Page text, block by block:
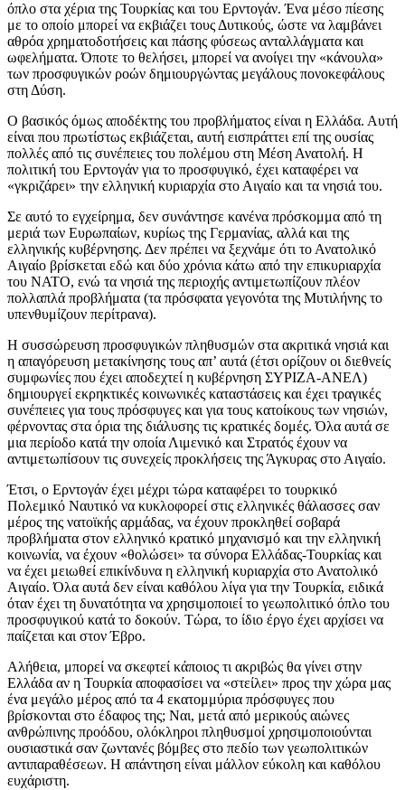
όπλο στα χέρια της Τουρκίας και του Ερντογάν. Ένα μέσο πίεσης
με το οποίο μπορεί να εκβιάζει τους Δυτικούς, ώστε να λαμβάνει
αθρόα χρηματοδοτήσεις και πάσης φύσεως ανταλλάγματα και
ωφελήματα. Όποτε το θελήσει, μπορεί να ανοίγει την «κάνουλα»
των προσφυγικών ροών δημιουργώντας μεγάλους πονοκεφάλους
στη Δύση.
Ο βασικός όμως αποδέκτης του προβλήματος είναι η Ελλάδα. Αυτή
είναι που πρωτίστως εκβιάζεται, αυτή εισπράττει επί της ουσίας
πολλές από τις συνέπειες του πολέμου στη Μέση Ανατολή. Η
πολιτική του Ερντογάν για το προσφυγικό, έχει καταφέρει να
«γκριζάρει» την ελληνική κυριαρχία στο Αιγαίο και τα νησιά του.
Σε αυτό το εγχείρημα, δεν συνάντησε κανένα πρόσκομμα από τη
μεριά των Ευρωπαίων, κυρίως της Γερμανίας, αλλά και της
ελληνικής κυβέρνησης. Δεν πρέπει να ξεχνάμε ότι το Ανατολικό
Αιγαίο βρίσκεται εδώ και δύο χρόνια κάτω από την επικυριαρχία
του ΝΑΤΟ, ενώ τα νησιά της περιοχής αντιμετωπίζουν πλέον
πολλαπλά προβλήματα (τα πρόσφατα γεγονότα της Μυτιλήνης το
υπενθυμίζουν περίτρανα).
Η συσσώρευση προσφυγικών πληθυσμών στα ακριτικά νησιά και
η απαγόρευση μετακίνησης τους απ’ αυτά (έτσι ορίζουν οι διεθνείς
συμφωνίες που έχει αποδεχτεί η κυβέρνηση ΣΥΡΙΖΑ-ΑΝΕΛ)
δημιουργεί εκρηκτικές κοινωνικές καταστάσεις και έχει τραγικές
συνέπειες για τους πρόσφυγες και για τους κατοίκους των νησιών,
φέρνοντας στα όρια της διάλυσης τις κρατικές δομές. Όλα αυτά σε
μια περίοδο κατά την οποία Λιμενικό και Στρατός έχουν να
αντιμετωπίσουν τις συνεχείς προκλήσεις της Άγκυρας στο Αιγαίο.
Έτσι, ο Ερντογάν έχει μέχρι τώρα καταφέρει το τουρκικό
Πολεμικό Ναυτικό να κυκλοφορεί στις ελληνικές θάλασσες σαν
μέρος της νατοϊκής αρμάδας, να έχουν προκληθεί σοβαρά
προβλήματα στον ελληνικό κρατικό μηχανισμό και την ελληνική
κοινωνία, να έχουν «θολώσει» τα σύνορα Ελλάδας-Τουρκίας και
να έχει μειωθεί επικίνδυνα η ελληνική κυριαρχία στο Ανατολικό
Αιγαίο. Όλα αυτά δεν είναι καθόλου λίγα για την Τουρκία, ειδικά
όταν έχει τη δυνατότητα να χρησιμοποιεί το γεωπολιτικό όπλο του
προσφυγικού κατά το δοκούν. Τώρα, το ίδιο έργο έχει αρχίσει να
παίζεται και στον Έβρο.
Αλήθεια, μπορεί να σκεφτεί κάποιος τι ακριβώς θα γίνει στην
Ελλάδα αν η Τουρκία αποφασίσει να «στείλει» προς την χώρα μας
ένα μεγάλο μέρος από τα 4 εκατομμύρια πρόσφυγες που
βρίσκονται στο έδαφος της; Ναι, μετά από μερικούς αιώνες
ανθρώπινης προόδου, ολόκληροι πληθυσμοί χρησιμοποιούνται
ουσιαστικά σαν ζωντανές βόμβες στο πεδίο των γεωπολιτικών
αντιπαραθέσεων. Η απάντηση είναι μάλλον εύκολη και καθόλου
ευχάριστη.